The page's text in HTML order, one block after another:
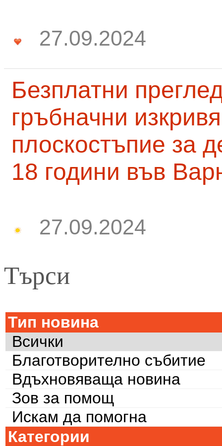
27.09.2024
Безплатни
гръбначни
плоскостъпие за
18 години във
27.09.2024
Търси
Тип новина
Всички
Благотворително събитие
Вдъхновяваща новина
Зов за помощ
Искам да помогна
Категории